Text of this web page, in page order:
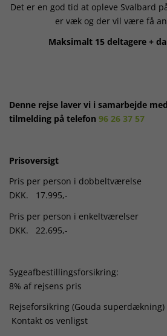
Det er en god tid at opleve Svalbard
er væk og der vil være få
Maksimalt 15 deltagere +
Denne rejse laver vi i samarbejde
tilmelding på telefon 96 26 37 57
Prisoversigt
Pris per person i
DKK. 17.995,-
Pris per person i
DKK. 22.695,-
8% af rejsens pris
Rejseforsikring (Gouda
Kontakt os venligst